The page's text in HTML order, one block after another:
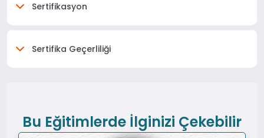
Sertifikasyon
Sertifika Geçerliliği
Bu Eğitimlerde İlginizi Çekebilir